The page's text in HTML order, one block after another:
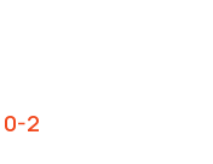
0-2